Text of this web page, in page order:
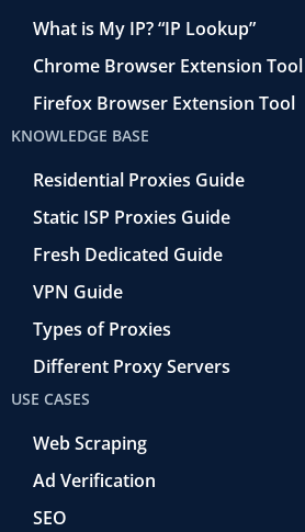
What is My IP? “IP Lookup”
Chrome Browser Extension Tool
Firefox Browser Extension Tool
KNOWLEDGE BASE
Residential Proxies Guide
Static ISP Proxies Guide
Fresh Dedicated Guide
VPN Guide
Types of Proxies
Different Proxy Servers
USE CASES
Web Scraping
Ad Verification
SEO